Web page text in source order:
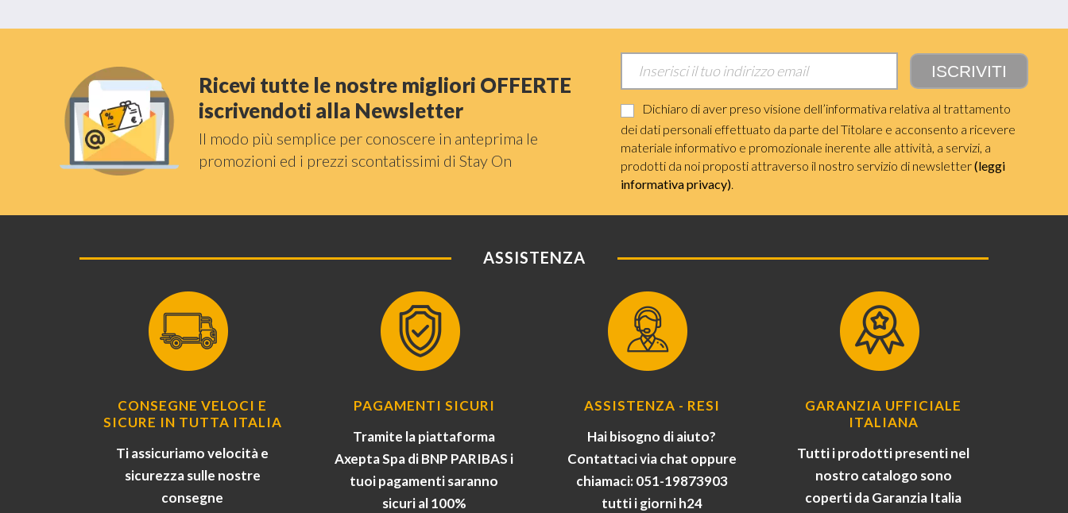
Ricevi tutte le nostre migliori OFFERTE
iscrivendoti alla Newsletter
Il modo più semplice per conoscere in anteprima le
promozioni ed i prezzi scontatissimi di Stay On
Dichiaro di aver preso visione dell’informativa relativa al trattamento
dei dati personali effettuato da parte del Titolare e acconsento a ricevere
materiale informativo e promozionale inerente alle attività, a servizi, a
prodotti da noi proposti attraverso il nostro servizio di newsletter(leggi
informativa privacy).
ASSISTENZA
CONSEGNE VELOCI E
SICURE IN TUTTA ITALIA
Ti assicuriamo velocità e
sicurezza sulle nostre
consegne
PAGAMENTI SICURI
Tramite la piattaforma
Axepta Spa di BNP PARIBAS i
tuoi pagamenti saranno
sicuri al 100%
ASSISTENZA - RESI
Hai bisogno di aiuto?
Contattaci via chat oppure
chiamaci: 051-19873903
tutti i giorni h24
GARANZIA UFFICIALE
ITALIANA
Tutti i prodotti presenti nel
nostro catalogo sono
coperti da Garanzia Italia